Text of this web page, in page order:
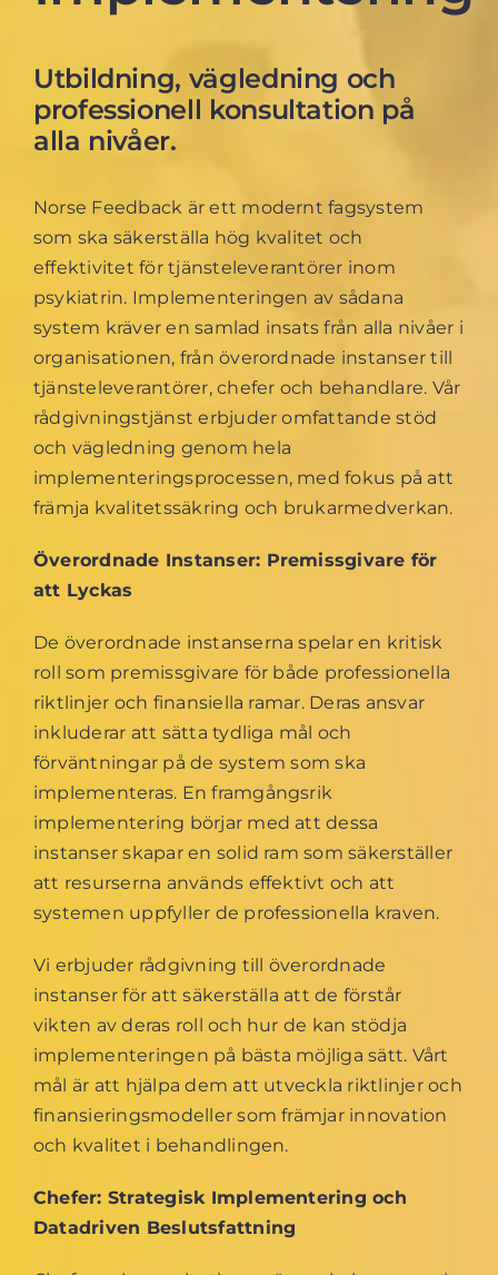
Utbildning, vägledning och
professionell konsultation på
alla nivåer.
Norse Feedback är ett modernt fagsystem
som ska säkerställa hög kvalitet och
effektivitet för tjänsteleverantörer inom
psykiatrin. Implementeringen av sådana
system kräver en samlad insats från alla nivåer i
organisationen, från överordnade instanser till
tjänsteleverantörer, chefer och behandlare. Vår
rådgivningstjänst erbjuder omfattande stöd
och vägledning genom hela
implementeringsprocessen, med fokus på att
främja kvalitetssäkring och brukarmedverkan.
Överordnade Instanser: Premissgivare för
att Lyckas
De överordnade instanserna spelar en kritisk
roll som premissgivare för både professionella
riktlinjer och finansiella ramar. Deras ansvar
inkluderar att sätta tydliga mål och
förväntningar på de system som ska
implementeras. En framgångsrik
implementering börjar med att dessa
instanser skapar en solid ram som säkerställer
att resurserna används effektivt och att
systemen uppfyller de professionella kraven.
Vi erbjuder rådgivning till överordnade
instanser för att säkerställa att de förstår
vikten av deras roll och hur de kan stödja
implementeringen på bästa möjliga sätt. Vårt
mål är att hjälpa dem att utveckla riktlinjer och
finansieringsmodeller som främjar innovation
och kvalitet i behandlingen.
Chefer: Strategisk Implementering och
Datadriven Beslutsfattning